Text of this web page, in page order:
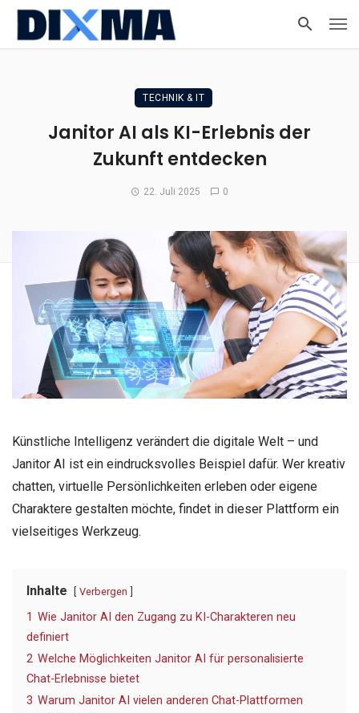
TECHNIK & IT
Janitor AI als KI-Erlebnis der
Zukunft entdecken
22. Juli 2025 0
Künstliche Intelligenz verändert die digitale Welt – und
Janitor AI ist ein eindrucksvolles Beispiel dafür. Wer kreativ
chatten, virtuelle Persönlichkeiten erleben oder eigene
Charaktere gestalten möchte, findet in dieser Plattform ein
vielseitiges Werkzeug.
Inhalte Verbergen
1 Wie Janitor AI den Zugang zu KI-Charakteren neu
definiert
2 Welche Möglichkeiten Janitor AI für personalisierte
Chat-Erlebnisse bietet
3 Warum Janitor AI vielen anderen Chat-Plattformen